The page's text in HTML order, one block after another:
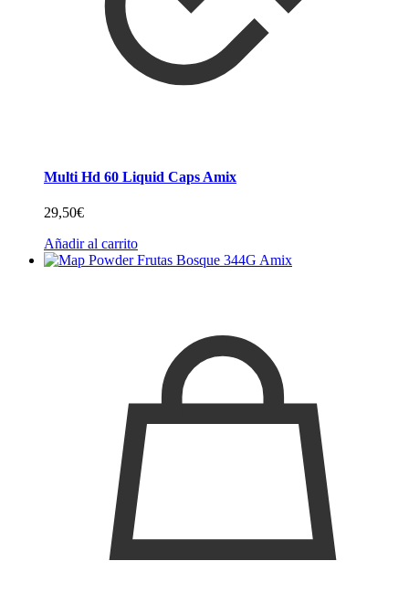
Multi Hd 60 Liquid Caps Amix
29,50€
Añadir al carrito